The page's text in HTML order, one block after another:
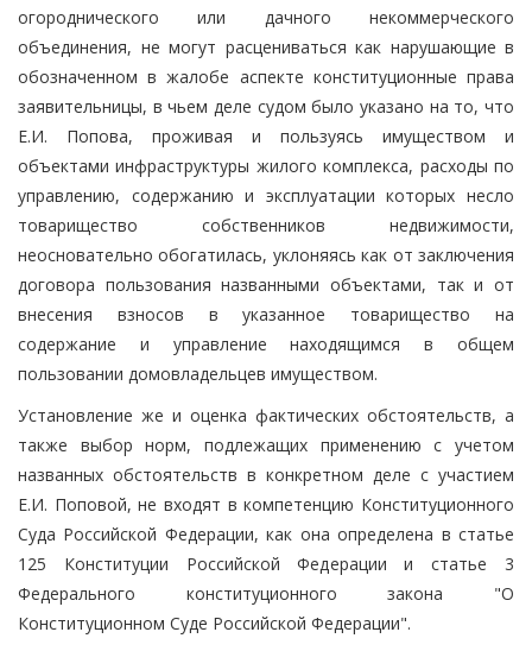
огороднического или дачного некоммерческого
объединения, не могут расцениваться как нарушающие в
обозначенном в жалобе аспекте конституционные права
заявительницы, в чьем деле судом было указано на то, что
Е.И. Попова, проживая и пользуясь имуществом и
объектами инфраструктуры жилого комплекса, расходы по
управлению, содержанию и эксплуатации которых несло
товарищество собственников недвижимости,
неосновательно обогатилась, уклоняясь как от заключения
договора пользования названными объектами, так и от
внесения взносов в указанное товарищество на
содержание и управление находящимся в общем
пользовании домовладельцев имуществом.
Установление же и оценка фактических обстоятельств, а
также выбор норм, подлежащих применению с учетом
названных обстоятельств в конкретном деле с участием
Е.И. Поповой, не входят в компетенцию Конституционного
Суда Российской Федерации, как она определена в статье
125 Конституции Российской Федерации и статье 3
Федерального конституционного закона "О
Конституционном Суде Российской Федерации".